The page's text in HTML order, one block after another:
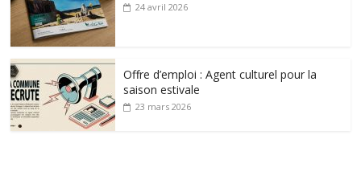
24 avril 2026
Offre d’emploi : Agent culturel pour la
saison estivale
23 mars 2026